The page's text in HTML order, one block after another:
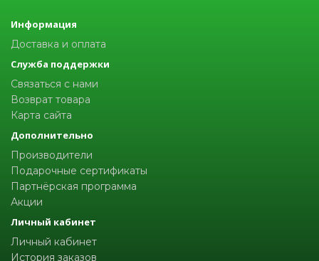
Информация
Доставка и оплата
Служба поддержки
Связаться с нами
Возврат товара
Карта сайта
Дополнительно
Производители
Подарочные сертификаты
Партнёрская программа
Акции
Личный кабинет
Личный кабинет
История заказов